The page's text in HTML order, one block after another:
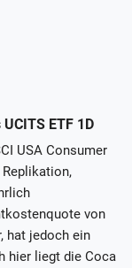
ETF 1D
USA Consumer
von
hat jedoch ein
hier liegt die Coca